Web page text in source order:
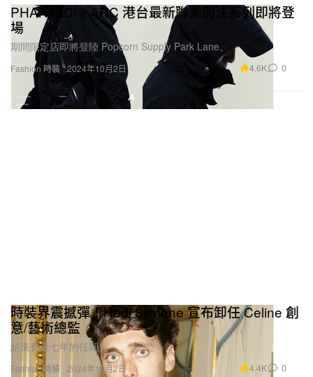
Fashion 時裝
PHANTACi x ARC 港台最新聯乘別注系列即將登
場
期間限定店即將登陸 Popcorn Supply Park Lane。
2024年10月2日 4.6K 0
Fashion 時裝
時裝界震撼彈！Hedi Slimane 宣布卸任 Celine 創
意/藝術總監
結束長達七年的任期。
2024年10月2日 4.4K 0